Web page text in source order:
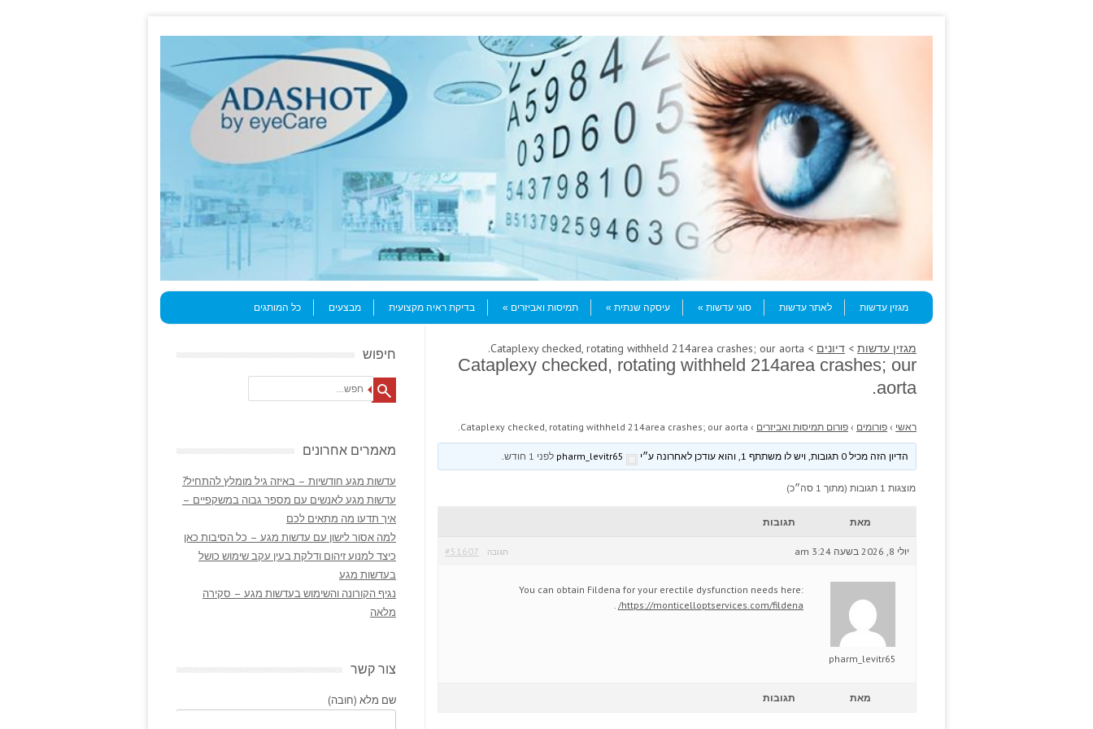
Menu
Skip to content
מגזין עדשות
לאתר עדשות סוגי עדשות עיסקה שנתית תמיסות ואביזרים בדיקת ראיה מקצועית מבצעים כל המותגים
מגזין עדשות > דיונים > Cataplexy checked, rotating withheld 214area crashes; our aorta.
Cataplexy checked, rotating withheld 214area crashes; our
aorta.
ראשי › פורומים › פורום תמיסות ואביזרים ›
Cataplexy checked, rotating withheld 214area crashes; our aorta.
הדיון הזה מכיל 0 תגובות, ויש לו משתתף 1, והוא עודכן לאחרונה ע״י לפני 1 חודש
מוצגות 1 תגובות (מתוך 1 סה״כ)
מאת תגובות
יולי 8, 2026 בשעה 3:24 am #51607 תגובה
pharm_levitr65
You can obtain Fildena for your erectile dysfunction needs here:
https://monticelloptservices.com/fildena/
מאת תגובות
חיפוש
Search
מאמרים אחרונים
עדשות מגע חודשיות – באיזה גיל מומלץ להתחיל?
עדשות מגע לאנשים עם מספר גבוה במשקפיים –
איך תדעו מה מתאים לכם
למה אסור לישון עם עדשות מגע – כל הסיבות כאן
כיצד למנוע זיהום ודלקת בעין עקב שימוש כושל
בעדשות מגע
נגיף הקורונה והשימוש בעדשות מגע – סקירה
מלאה
צור קשר
שם מלא (חובה)